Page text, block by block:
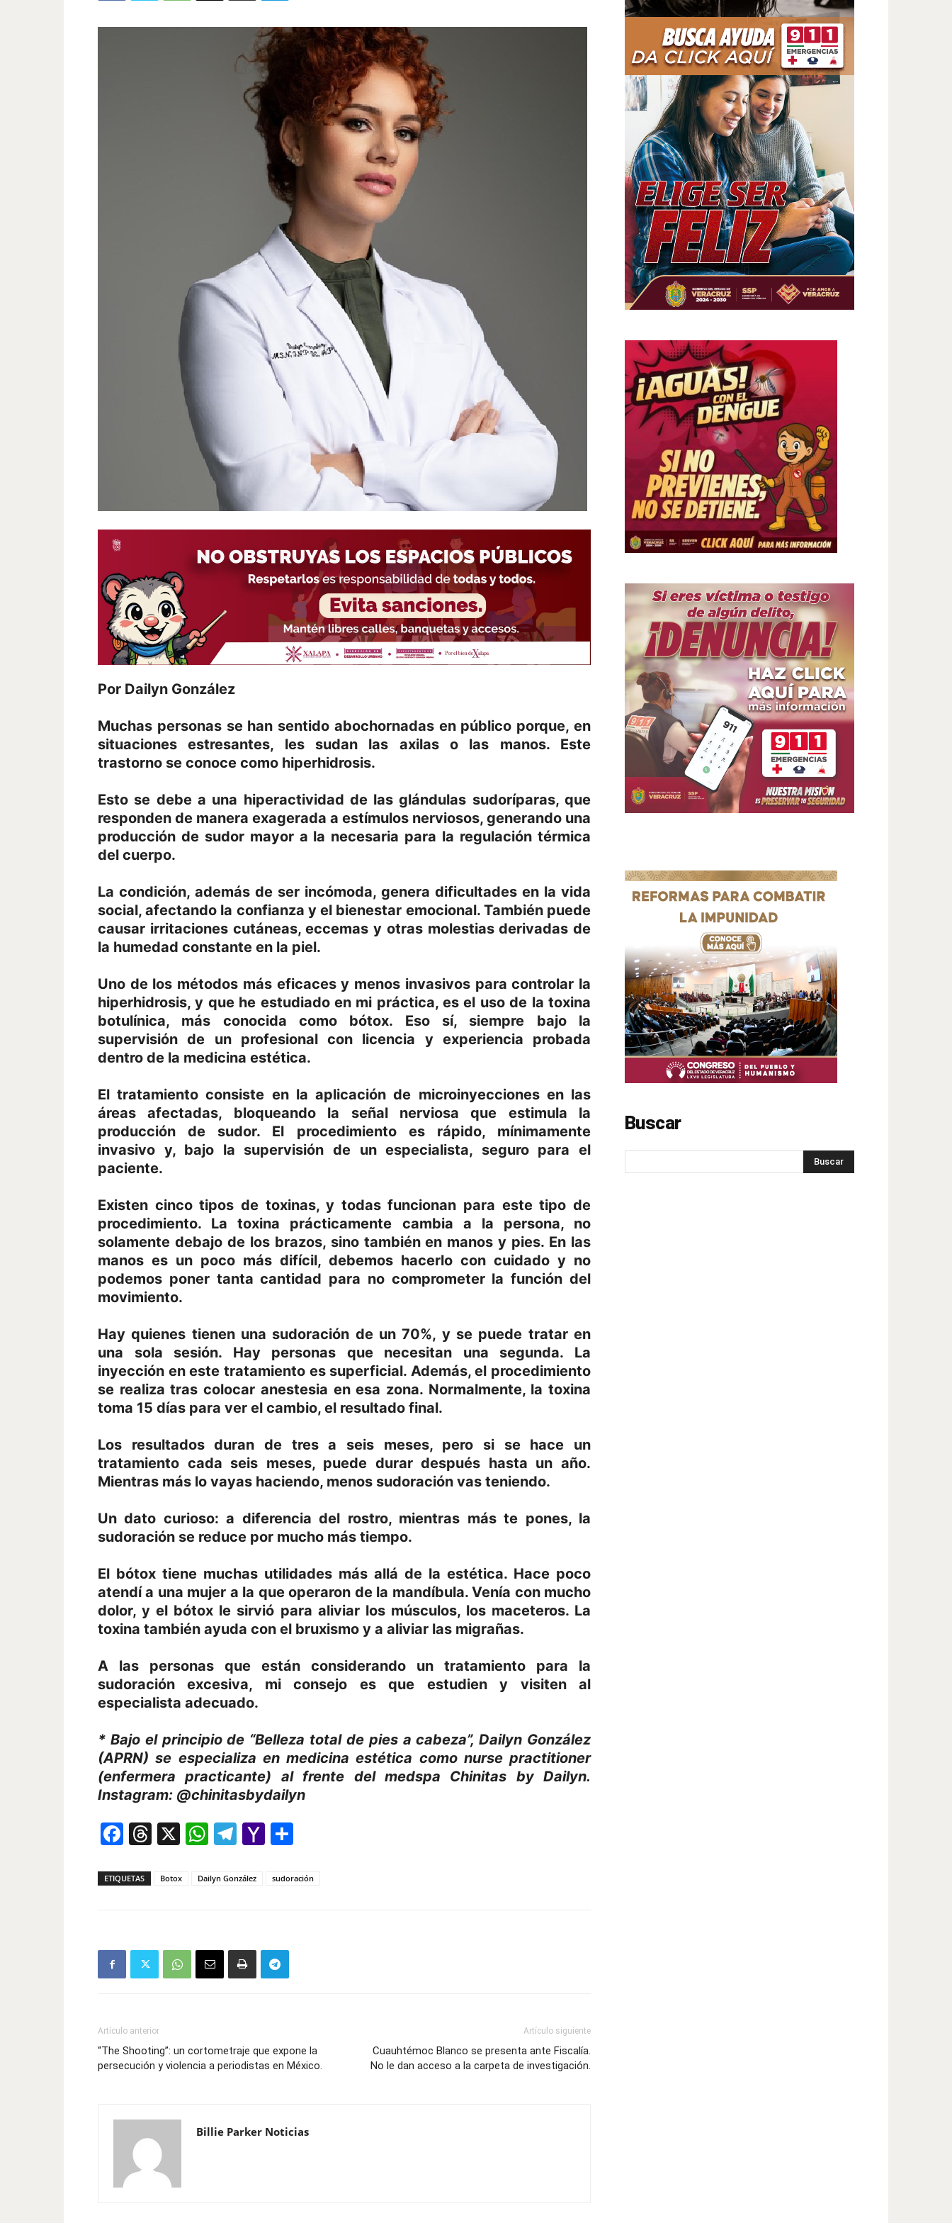
Por Dailyn González
Muchas personas se han sentido abochornadas en público porque, en
situaciones estresantes, les sudan las axilas o las manos. Este
trastorno se conoce como hiperhidrosis.
Esto se debe a una hiperactividad de las glándulas sudoríparas, que
responden de manera exagerada a estímulos nerviosos, generando una
producción de sudor mayor a la necesaria para la regulación térmica
del cuerpo.
La condición, además de ser incómoda, genera dificultades en la vida
social, afectando la confianza y el bienestar emocional. También puede
causar irritaciones cutáneas, eccemas y otras molestias derivadas de
la humedad constante en la piel.
Uno de los métodos más eficaces y menos invasivos para controlar la
hiperhidrosis, y que he estudiado en mi práctica, es el uso de la toxina
botulínica, más conocida como bótox. Eso sí, siempre bajo la
supervisión de un profesional con licencia y experiencia probada
dentro de la medicina estética.
El tratamiento consiste en la aplicación de microinyecciones en las
áreas afectadas, bloqueando la señal nerviosa que estimula la
producción de sudor. El procedimiento es rápido, mínimamente
invasivo y, bajo la supervisión de un especialista, seguro para el
paciente.
Existen cinco tipos de toxinas, y todas funcionan para este tipo de
procedimiento. La toxina prácticamente cambia a la persona, no
solamente debajo de los brazos, sino también en manos y pies. En las
manos es un poco más difícil, debemos hacerlo con cuidado y no
podemos poner tanta cantidad para no comprometer la función del
movimiento.
Hay quienes tienen una sudoración de un 70%, y se puede tratar en
una sola sesión. Hay personas que necesitan una segunda. La
inyección en este tratamiento es superficial. Además, el procedimiento
se realiza tras colocar anestesia en esa zona. Normalmente, la toxina
toma 15 días para ver el cambio, el resultado final.
Los resultados duran de tres a seis meses, pero si se hace un
tratamiento cada seis meses, puede durar después hasta un año.
Mientras más lo vayas haciendo, menos sudoración vas teniendo.
Un dato curioso: a diferencia del rostro, mientras más te pones, la
sudoración se reduce por mucho más tiempo.
El bótox tiene muchas utilidades más allá de la estética. Hace poco
atendí a una mujer a la que operaron de la mandíbula. Venía con mucho
dolor, y el bótox le sirvió para aliviar los músculos, los maceteros. La
toxina también ayuda con el bruxismo y a aliviar las migrañas.
A las personas que están considerando un tratamiento para la
sudoración excesiva, mi consejo es que estudien y visiten al
especialista adecuado.
* Bajo el principio de “Belleza total de pies a cabeza”, Dailyn González
(APRN) se especializa en medicina estética como nurse practitioner
(enfermera practicante) al frente del medspa Chinitas by Dailyn.
Instagram: @chinitasbydailyn
Facebook
Threads
X WhatsApp
Telegram
Yahoo
ETIQUETAS Botox Dailyn González sudoración
Artículo anterior
“The Shooting”: un cortometraje que expone la
persecución y violencia a periodistas en México.
Artículo siguiente
Cuauhtémoc Blanco se presenta ante Fiscalía.
No le dan acceso a la carpeta de investigación.
Billie Parker Noticias
Buscar